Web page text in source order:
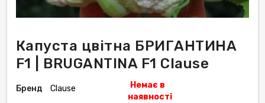
Капуста цвітна БРИГАНТИНА
F1 | BRUGANTINA F1 Clause
Бренд Clause
Немає в
наявності